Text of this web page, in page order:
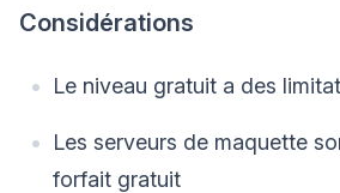
Considérations
Le niveau gratuit a des
Les serveurs de maquette
forfait gratuit